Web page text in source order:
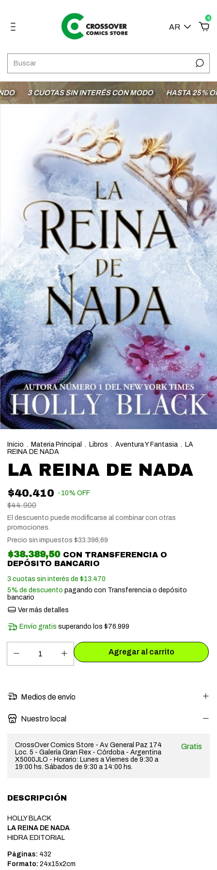
AR
0
3 CUOTAS SIN INTERÉS CON MODO HASTA 25% OFF
Inicio . Materia Principal . Libros . Aventura Y Fantasia . LA
REINA DE NADA
LA REINA DE NADA
$40.410 - 10% OFF
$44.900
El descuento puede modificarse al combinar con otras
promociones.
Precio sin impuestos $33.396,69
$38.389,50 CON TRANSFERENCIA O
DEPÓSITO BANCARIO
3 cuotas sin interés de $13.470
5% de descuento pagando con Transferencia o depósito
bancario
Ver más detalles
Envío gratis superando los$76.999
Medios de envío
Nuestro local
CrossOver Comics Store - Av. General Paz 174
Loc. 5 - Galería Gran Rex - Córdoba - Argentina
X5000JLO - Horario: Lunes a Viernes de 9:30 a
19:00 hs. Sábados de 9:30 a 14:00 hs.
Gratis
DESCRIPCIÓN
HOLLY BLACK
LA REINA DE NADA
HIDRA EDITORIAL
Páginas: 432
Formato: 24x15x2cm